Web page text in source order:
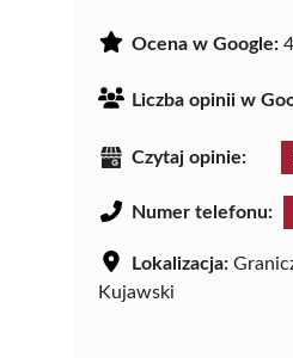
Ocena w Google:
Liczba opinii w
Czytaj opinie:
Numer telefonu:
Lokalizacja:
Kujawski